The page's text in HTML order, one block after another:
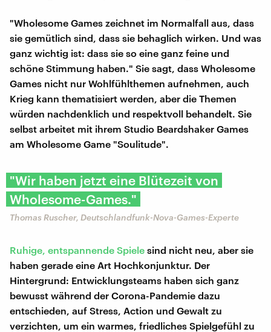
"Wholesome Games zeichnet im Normalfall aus, dass
sie gemütlich sind, dass sie behaglich wirken. Und was
ganz wichtig ist: dass sie so eine ganz feine und
schöne Stimmung haben." Sie sagt, dass Wholesome
Games nicht nur Wohlfühlthemen aufnehmen, auch
Krieg kann thematisiert werden, aber die Themen
würden nachdenklich und respektvoll behandelt. Sie
selbst arbeitet mit ihrem Studio Beardshaker Games
am Wholesome Game "Soulitude".
"Wir haben jetzt eine Blütezeit von
Wholesome-Games."
Thomas Ruscher, Deutschlandfunk-Nova-Games-Experte
Ruhige, entspannende Spiele sind nicht neu, aber sie
haben gerade eine Art Hochkonjunktur. Der
Hintergrund: Entwicklungsteams haben sich ganz
bewusst während der Corona-Pandemie dazu
entschieden, auf Stress, Action und Gewalt zu
verzichten, um ein warmes, friedliches Spielgefühl zu